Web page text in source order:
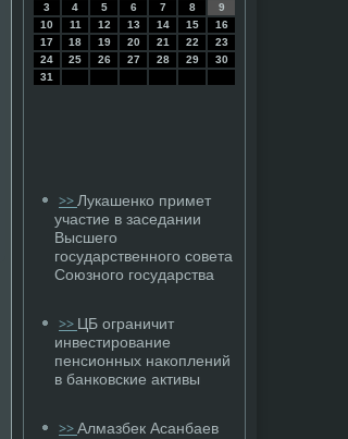
3
4 5 6 7 8
9
10
11 12 13 14 15
16
17
18 19 20 21 22
23
24
25 26 27 28 29
30
31
>>Лукашенко примет
участие в заседании
Высшего
государственного совета
Союзного государства
>>ЦБ ограничит
инвестирование
пенсионных накоплений
в банковские активы
>>Алмазбек Асанбаев